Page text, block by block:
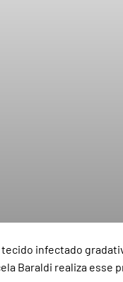
infectado
Baraldi realiza esse